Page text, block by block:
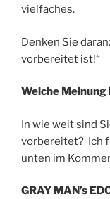
vielfaches.
Denken Sie
vorbereitet ist!“
Welche Meinung
In wie weit sind
vorbereitet? Ich
unten im
GRAY MAN’s